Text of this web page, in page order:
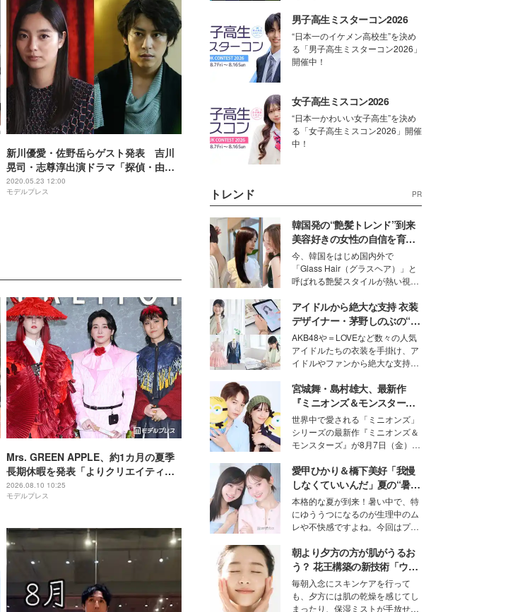
新川優愛・佐野岳らゲスト発表 吉川
晃司・志尊淳出演ドラマ「探偵・由利
麟太郎」
2020.05.23 12:00
モデルプレス
Mrs. GREEN APPLE、約1カ月の夏季
長期休暇を発表「よりクリエイティブ
を追求できるリフレッシュ期間とし
て」【全文】
2026.08.10 10:25
モデルプレス
男子高生ミスターコン2026
“日本一のイケメン高校生”を決め
る「男子高生ミスターコン2026」
開催中！
女子高生ミスコン2026
“日本一かわいい女子高生”を決め
る「女子高生ミスコン2026」開催
中！
トレンド PR
韓国発の“艶髪トレンド”到来
美容好きの女性の自信を育む
「ヘアケア事情」って？
今、韓国をはじめ国内外で
「Glass Hair（グラスヘア）」と
呼ばれる艶髪スタイルが熱い視線
ションの完成度を高めるベースと
して、“髪そのものの美しさ”に改
めて注目する人が増えている様
子。今回は、そんな憧れの艶やか
な髪を日常で叶える、美容好きの
女性たちのヘアケア事情を紹介し
ます。
アイドルから絶大な支持 衣装
デザイナー・茅野しのぶの“可
愛い”を作る美学＜「シチズン
クロスシー」インタビュー＞
AKB48や＝LOVEなど数々の人気
アイドルたちの衣装を手掛け、ア
イドルやファンから絶大な支持を
取締役兼クリエイティブディレク
ター・茅野しのぶ。一人ひとりの
個性に寄り添い、魅力を引き出す
衣装作りは、多くの女性たちに勇
気と自信を与え続けている。
宮城舞・島村雄大、最新作
『ミニオンズ＆モンスター
ズ』の魅力熱弁 ハチャメチャ
だけじゃない“友情と絆”に感
動
世界中で愛される「ミニオンズ」
シリーズの最新作『ミニオンズ＆
モンスターズ』が8月7日（金）に
ニオン好き”という共通点を持つモ
デルの宮城舞と島村雄大の特別対
談をお届け！それぞれの視点か
ら、今作ならではの魅力や予想外
の感動をもたらす奥深いストーリ
ーについて熱く語り合ってもらっ
た。
愛甲ひかり＆橋下美好「我慢
しなくていいんだ」夏の“暑さ
対策”の新しい選択肢とは？
本格的な夏が到来！暑い中で、特
にゆううつになるのが生理中のム
レや不快感ですよね。今回はプラ
モデル・愛甲ひかりさんと橋下美
好さんを迎えて本音で女子会トー
ク。猛暑のお出かけを快適に過ご
すヒントや、2人が感動した夏の
生理の新常識にも迫りました。
朝より夕方の方が肌がうるお
う？ 花王構築の新技術「ウォ
ーターキャプチャリングスキ
ン（捕水肌）」がスキンケア
の常識を変える予感
毎朝入念にスキンケアを行って
も、夕方には肌の乾燥を感じてし
まったり、保湿ミストが手放せな